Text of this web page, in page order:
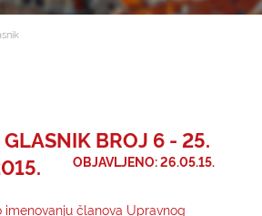
SAMOUPRAVA
E-USLUGE
BROJ 6 - 25.
OBJAVLJENO: 26.05.15.
imenovanju članova Upravnog